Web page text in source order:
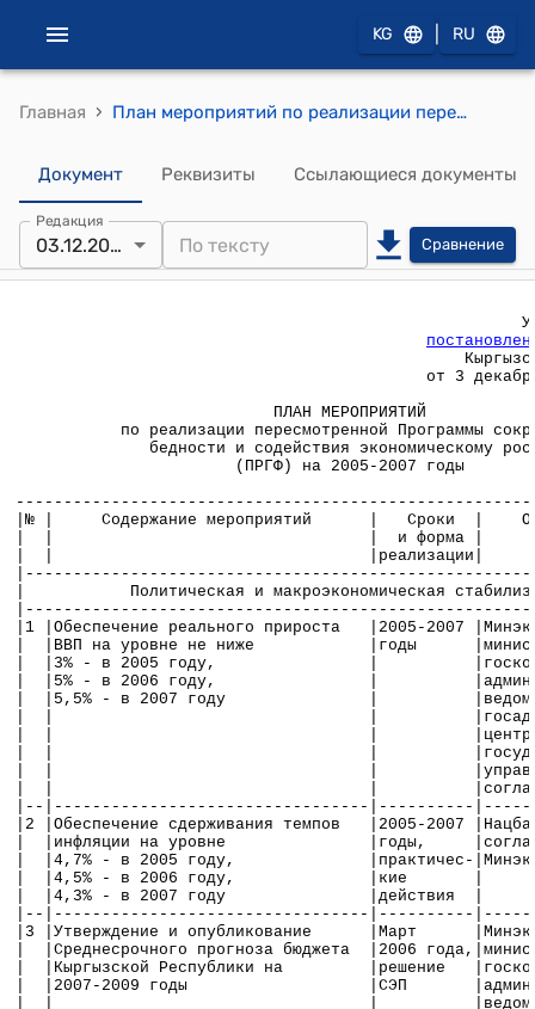
KG RU
Главная › План мероприятий по реализации пересмотренной Программы сокращения бедности и содействия экономическому росту (ПРГФ) на 2005-2007 годы (постановление Правительства КР от 3 декабря 2005 года №552)
Документ Реквизиты Ссылающиеся документы
Редакция
03.12.2005 Сравнение